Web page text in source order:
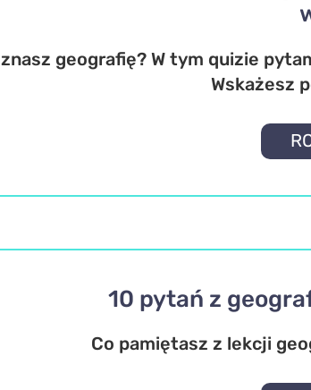
geografię? W tym quizie
Wskażesz
10 pytań z
Co pamiętasz z lekcji